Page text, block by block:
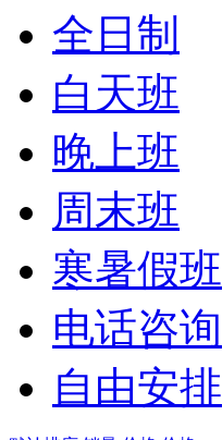
全日制
白天班
晚上班
周末班
寒暑假班
电话咨询
自由安排